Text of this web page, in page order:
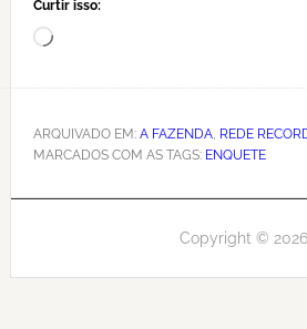
Curtir isso:
Carregando...
ARQUIVADO EM: A FAZENDA, REDE
MARCADOS COM AS TAGS: ENQUETE
Copyright © 2026